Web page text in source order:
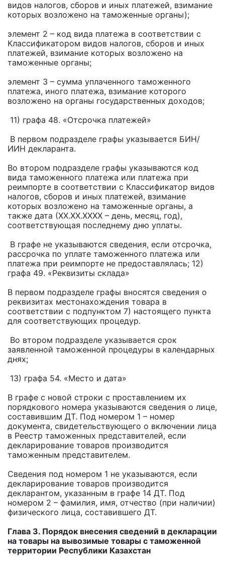
видов налогов, сборов и иных платежей, взимание
которых возложено на таможенные органы);
элемент 2 – код вида платежа в соответствии с
Классификатором видов налогов, сборов и иных
платежей, взимание которых возложено на
таможенные органы;
элемент 3 – сумма уплаченного таможенного
платежа, иного платежа, взимание которого
возложено на органы государственных доходов;
11) графа 48. «Отсрочка платежей»
В первом подразделе графы указывается БИН/
ИИН декларанта.
Во втором подразделе графы указываются код
вида таможенного платежа или платежа при
реимпорте в соответствии с Классификатор видов
налогов, сборов и иных платежей, взимание
которых возложено на таможенные органы, а
также дата (ХХ.ХХ.ХХХХ – день, месяц, год),
соответствующая последнему дню уплаты.
В графе не указываются сведения, если отсрочка,
рассрочка по уплате таможенного платежа или
платежа при реимпорте не предоставлялась; 12)
графа 49. «Реквизиты склада»
В первом подразделе графы вносятся сведения о
реквизитах местонахождения товара в
соответствии с подпунктом 7) настоящего пункта
для соответствующих процедур.
Во втором подразделе указывается срок
заявленной таможенной процедуры в календарных
днях;
13) графа 54. «Место и дата»
В графе с новой строки с проставлением их
порядкового номера указываются сведения о лице,
составившим ДТ. Под номером 1 – номер
документа, свидетельствующего о включении лица
в Реестр таможенных представителей, если
декларирование товаров производится
таможенным представителем.
Сведения под номером 1 не указываются, если
декларирование товаров производится
декларантом, указанным в графе 14 ДТ. Под
номером 2 – фамилия, имя, отчество (при наличии)
физического лица, составившего ДТ.
Глава 3. Порядок внесения сведений в декларации
на товары на вывозимые товары с таможенной
территории Республики Казахстан